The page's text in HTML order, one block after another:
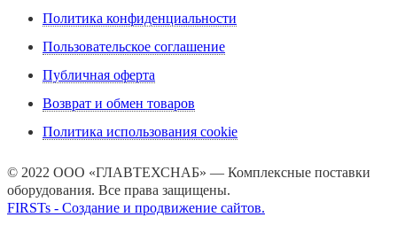
Политика конфиденциальности
Пользовательское соглашение
Публичная оферта
Возврат и обмен товаров
Политика использования cookie
© 2022 ООО «ГЛАВТЕХСНАБ» — Комплексные поставки
оборудования. Все права защищены.
FIRSTs - Создание и продвижение сайтов.